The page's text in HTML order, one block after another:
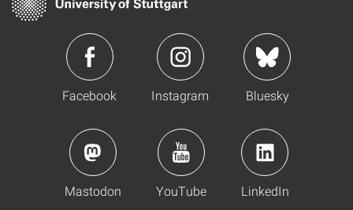
Facebook Instagram Bluesky
Mastodon YouTube LinkedIn